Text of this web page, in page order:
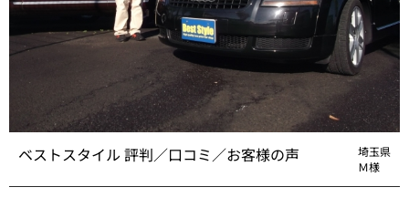
ベストスタイル 評判／口コミ／お客様の声
埼玉県
Ｍ様